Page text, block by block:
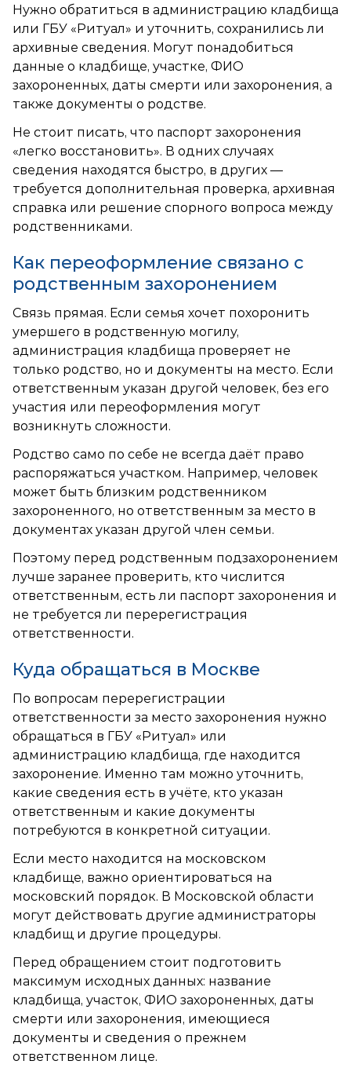
Нужно обратиться в администрацию кладбища
или ГБУ «Ритуал» и уточнить, сохранились ли
архивные сведения. Могут понадобиться
данные о кладбище, участке, ФИО
захороненных, даты смерти или захоронения, а
также документы о родстве.
Не стоит писать, что паспорт захоронения
«легко восстановить». В одних случаях
сведения находятся быстро, в других —
требуется дополнительная проверка, архивная
справка или решение спорного вопроса между
родственниками.
Как переоформление связано с
родственным захоронением
Связь прямая. Если семья хочет похоронить
умершего в родственную могилу,
администрация кладбища проверяет не
только родство, но и документы на место. Если
ответственным указан другой человек, без его
участия или переоформления могут
возникнуть сложности.
Родство само по себе не всегда даёт право
распоряжаться участком. Например, человек
может быть близким родственником
захороненного, но ответственным за место в
документах указан другой член семьи.
Поэтому перед родственным подзахоронением
лучше заранее проверить, кто числится
ответственным, есть ли паспорт захоронения и
не требуется ли перерегистрация
ответственности.
Куда обращаться в Москве
По вопросам перерегистрации
ответственности за место захоронения нужно
обращаться в ГБУ «Ритуал» или
администрацию кладбища, где находится
захоронение. Именно там можно уточнить,
какие сведения есть в учёте, кто указан
ответственным и какие документы
потребуются в конкретной ситуации.
Если место находится на московском
кладбище, важно ориентироваться на
московский порядок. В Московской области
могут действовать другие администраторы
кладбищ и другие процедуры.
Перед обращением стоит подготовить
максимум исходных данных: название
кладбища, участок, ФИО захороненных, даты
смерти или захоронения, имеющиеся
документы и сведения о прежнем
ответственном лице.